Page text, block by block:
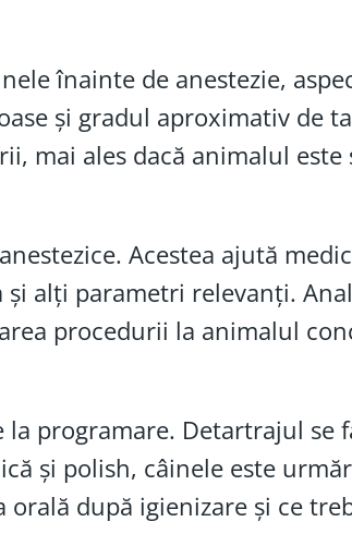
înainte de anestezie,
și gradul aproximativ de
mai ales dacă animalul este
Acestea ajută
alți parametri relevanți.
procedurii la animalul
programare. Detartrajul se
și polish, câinele este
după igienizare și ce